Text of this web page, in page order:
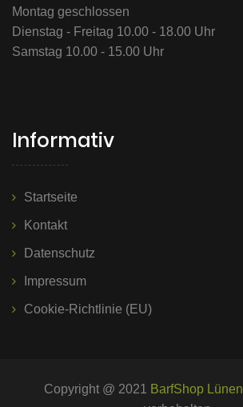
Montag geschlossen
Dienstag - Freitag 10.00 - 18.00 Uhr
Samstag 10.00 - 15.00 Uhr
Informativ
Startseite
Kontakt
Datenschutz
Impressum
Cookie-Richtlinie (EU)
Copyright @ 2021 BarfShop Lünen